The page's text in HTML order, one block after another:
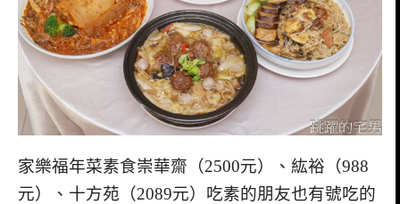
家樂福年菜素食崇華齋（2500元）、紘裕（988
元）、十方苑（2089元）吃素的朋友也有號吃的